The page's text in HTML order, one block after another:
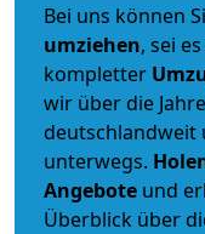
Bei uns können
umziehen, sei
kompletter
wir über die
deutschlandweit
unterwegs.
Angebote und
Überblick über